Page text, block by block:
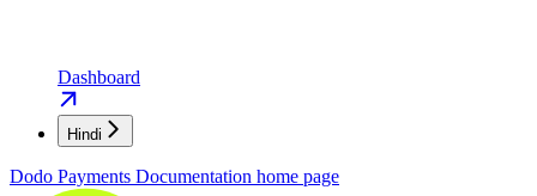
Dashboard
Hindi
Dodo Payments Documentation home page